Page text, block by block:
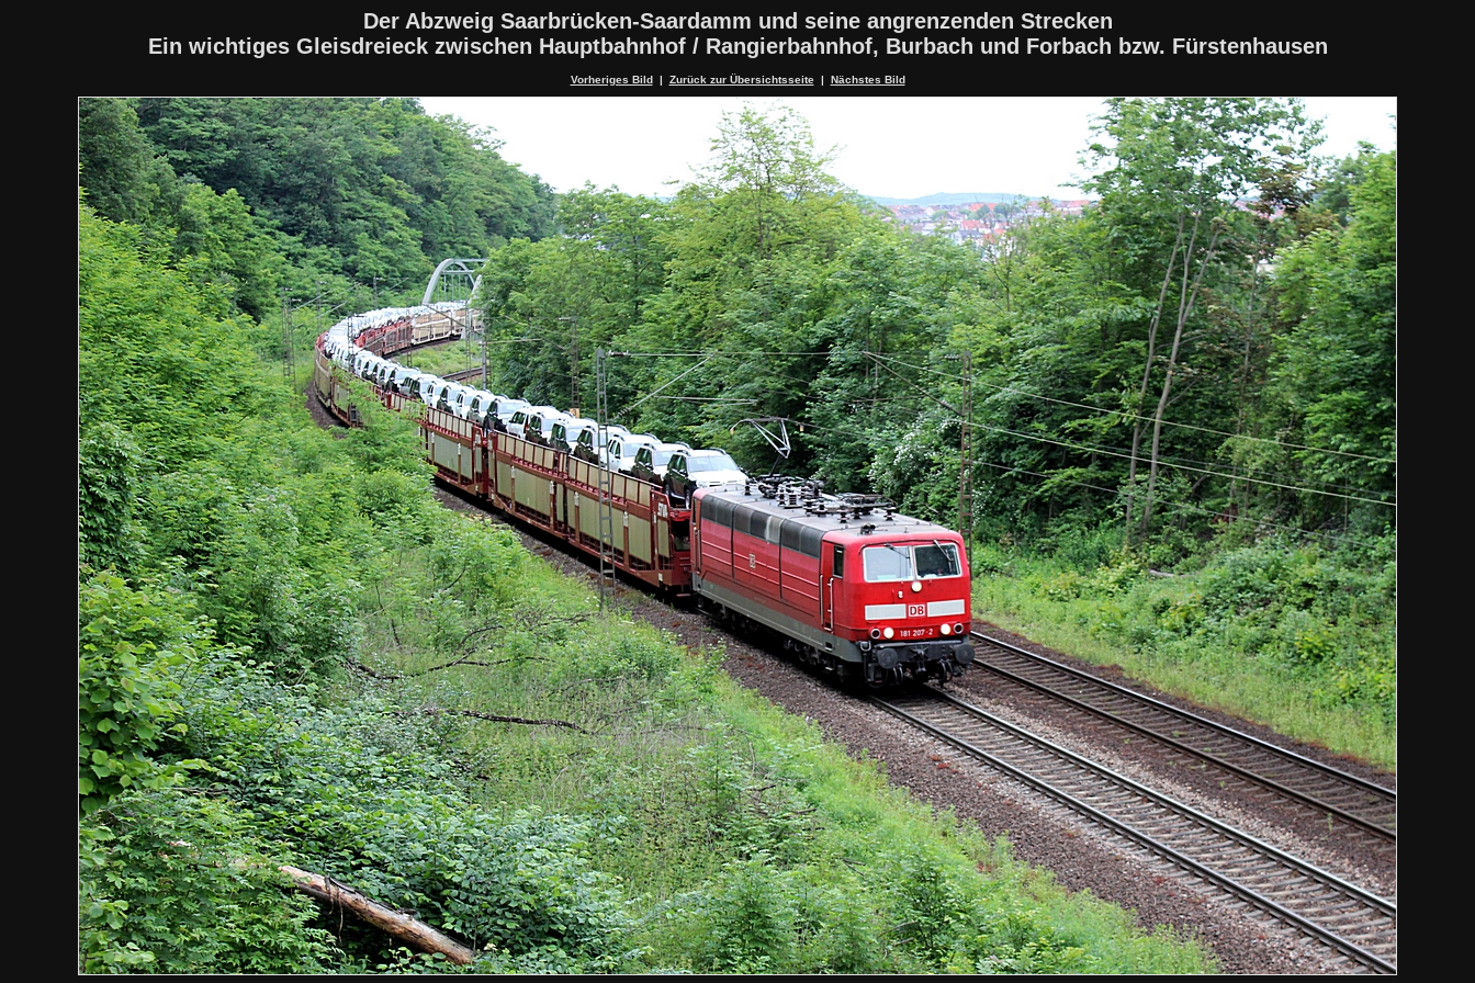
Der Abzweig Saarbrücken-Saardamm und seine angrenzenden Strecken
Ein wichtiges Gleisdreieck zwischen Hauptbahnhof / Rangierbahnhof, Burbach und Forbach bzw. Fürstenhausen
Vorheriges Bild Zurück zur Übersichtsseite| Nächstes Bild